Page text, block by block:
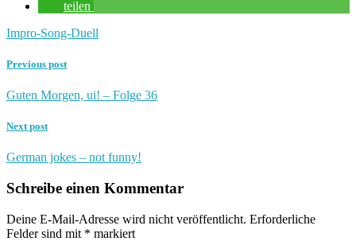
teilen
Impro-Song-Duell
Previous post
Guten Morgen, ui! – Folge 36
Next post
German jokes – not funny!
Schreibe einen Kommentar
Deine E-Mail-Adresse wird nicht veröffentlicht. Erforderliche
Felder sind mit * markiert